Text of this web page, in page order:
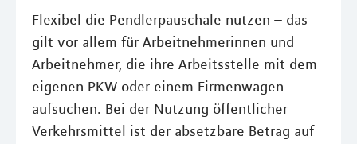
Flexibel die Pendlerpauschale nutzen – das
gilt vor allem für Arbeitnehmerinnen und
Arbeitnehmer, die ihre Arbeitsstelle mit dem
eigenen PKW oder einem Firmenwagen
aufsuchen. Bei der Nutzung öffentlicher
Verkehrsmittel ist der absetzbare Betrag auf